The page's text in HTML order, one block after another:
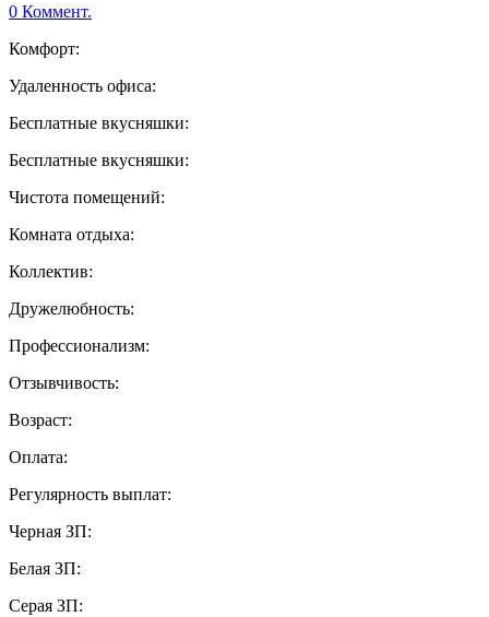
0 Коммент.
Комфорт:
Удаленность офиса:
Бесплатные вкусняшки:
Бесплатные вкусняшки:
Чистота помещений:
Комната отдыха:
Коллектив:
Дружелюбность:
Профессионализм:
Отзывчивость:
Возраст:
Оплата:
Регулярность выплат:
Черная ЗП:
Белая ЗП:
Серая ЗП: